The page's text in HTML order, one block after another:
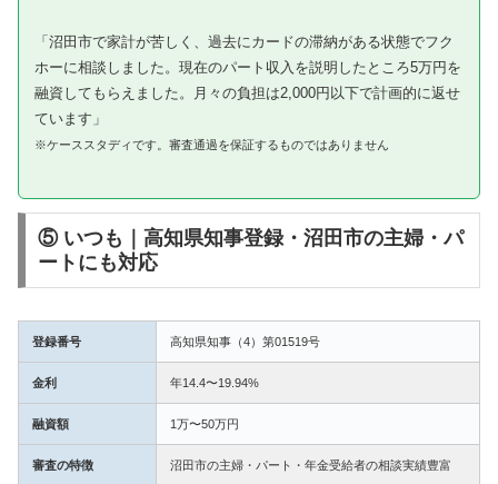
「沼田市で家計が苦しく、過去にカードの滞納がある状態でフク
ホーに相談しました。現在のパート収入を説明したところ5万円を
融資してもらえました。月々の負担は2,000円以下で計画的に返せ
ています」
※ケーススタディです。審査通過を保証するものではありません
⑤ いつも｜高知県知事登録・沼田市の主婦・パ
ートにも対応
登録番号 高知県知事（4）第01519号
金利 年14.4〜19.94%
融資額 1万〜50万円
審査の特徴 沼田市の主婦・パート・年金受給者の相談実績豊富